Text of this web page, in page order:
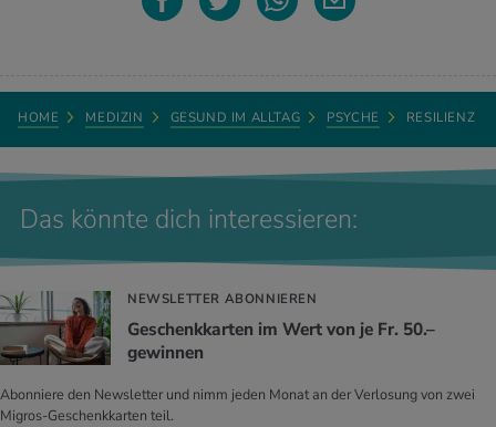
HOME MEDIZIN GESUND IM ALLTAG PSYCHE RESILIENZ
Das könnte dich interessieren:
NEWSLETTER ABONNIEREN
Geschenkkarten im Wert von je Fr. 50.–
gewinnen
Abonniere den Newsletter und nimm jeden Monat an der Verlosung von zwei
Migros-Geschenkkarten teil.